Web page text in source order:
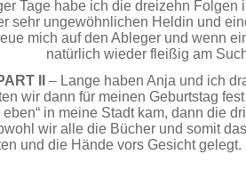
Tage habe ich die dreizehn
sehr ungewöhnlichen Heldin und
mich auf den Ableger und wenn
natürlich wieder fleißig am
II
– Lange haben Anja und ich
wir dann für meinen Geburtstag
eben“ in meine Stadt kam, dann die
wir alle die Bücher und somit
und die Hände vors Gesicht